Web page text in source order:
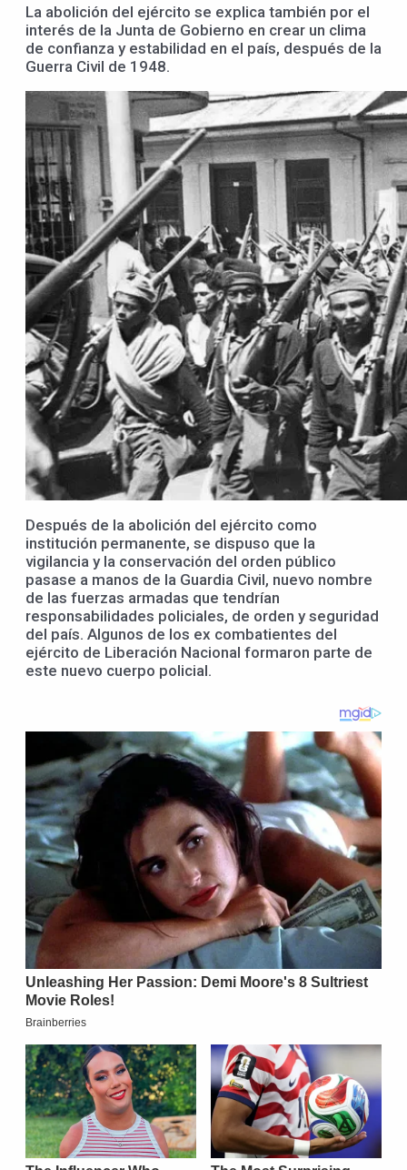
La abolición del ejército se explica también por el
interés de la Junta de Gobierno en crear un clima
de confianza y estabilidad en el país, después de la
Guerra Civil de 1948.
Después de la abolición del ejército como
institución permanente, se dispuso que la
vigilancia y la conservación del orden público
pasase a manos de la Guardia Civil, nuevo nombre
de las fuerzas armadas que tendrían
responsabilidades policiales, de orden y seguridad
del país. Algunos de los ex combatientes del
ejército de Liberación Nacional formaron parte de
este nuevo cuerpo policial.